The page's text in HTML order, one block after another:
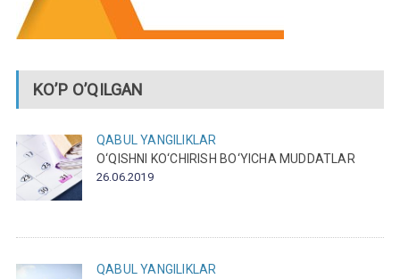
KO’P O’QILGAN
QABUL
YANGILIKLAR
O‘QISHNI KO‘CHIRISH BO‘YICHA MUDDATLAR
26.06.2019
QABUL
YANGILIKLAR